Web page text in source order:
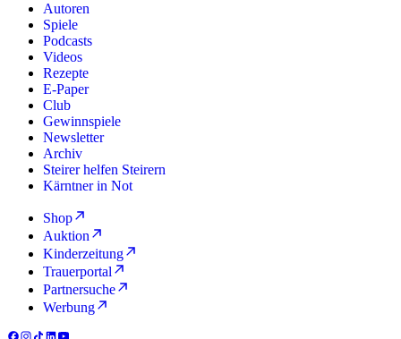
Autoren
Spiele
Podcasts
Videos
Rezepte
E-Paper
Club
Gewinnspiele
Newsletter
Archiv
Steirer helfen Steirern
Kärntner in Not
Shop
Auktion
Kinderzeitung
Trauerportal
Partnersuche
Werbung